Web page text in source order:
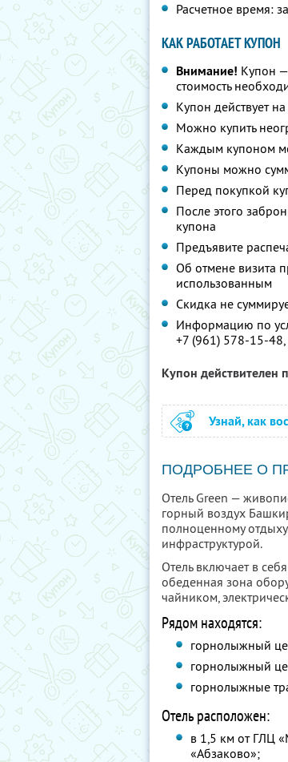
Расчетное время:
КАК РАБОТАЕТ КУПОН
Внимание! Купон
стоимость
Купон действует
Можно купить
Каждым купоном
Купоны можно
Перед покупкой
После этого
купона
Предъявите
Об отмене визита
использованным
Скидка не
Информацию по
+7 (961) 578-15-48,
Купон действителен
Узнай, как
ПОДРОБНЕЕ О
Отель Green —
горный воздух
полноценному
инфраструктурой.
Отель включает в
обеденная зона
чайником,
Рядом находятся:
горнолыжный
горнолыжный
горнолыжные
Отель расположен:
в 1,5 км от ГЛЦ
«Абзаково»;